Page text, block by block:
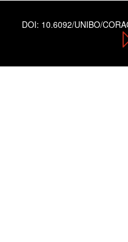
DOI: 10.6092/UNIBO/